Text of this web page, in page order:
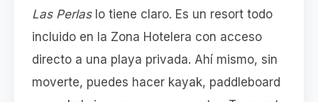
Las Perlaslo tiene claro. Es un resort todo
incluido en la Zona Hotelera con acceso
directo a una playa privada. Ahí mismo, sin
moverte, puedes hacer kayak, paddleboard